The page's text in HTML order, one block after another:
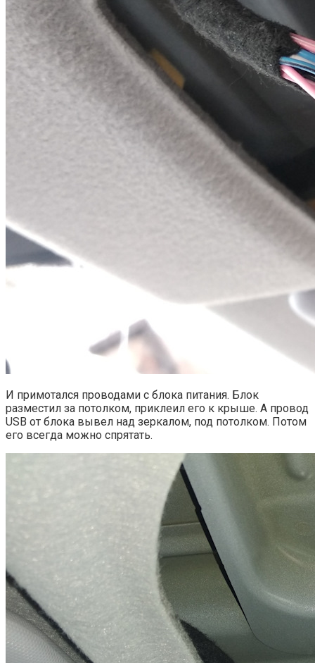
И примотался проводами с блока питания. Блок
разместил за потолком, приклеил его к крыше. А провод
USB от блока вывел над зеркалом, под потолком. Потом
его всегда можно спрятать.